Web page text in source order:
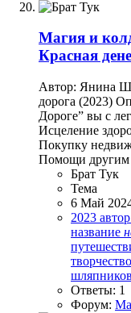
Магия и
Красная
Автор: Янина
дорога (2023)
Дороге” вы с
Исцеление
Покупку
Помощи другим
Брат Тук
Тема
6 Май
2023 автор
название
творчество
Ответы: 1
Форум: